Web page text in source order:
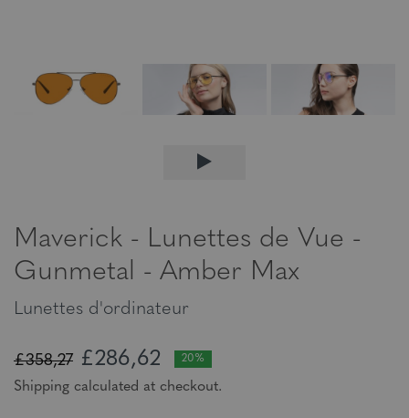
Maverick - Lunettes de Vue -
Gunmetal - Amber Max
Lunettes d'ordinateur
£358,27 £286,62 20%
Shipping calculated at checkout.